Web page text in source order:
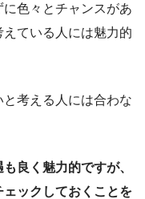
色々とチャンスがあ
ている人には魅力的
考える人には合わな
良く魅力的ですが、
ックしておくことを